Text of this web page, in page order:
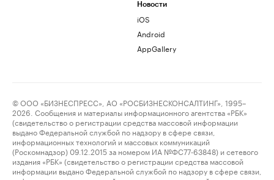
Новости
iOS
Android
AppGallery
© ООО «БИЗНЕСПРЕСС», АО «РОСБИЗНЕСКОНСАЛТИНГ», 1995–
2026. Сообщения и материалы информационного агентства «РБК»
(свидетельство о регистрации средства массовой информации
выдано Федеральной службой по надзору в сфере связи,
информационных технологий и массовых коммуникаций
(Роскомнадзор) 09.12.2015 за номером ИА №ФС77-63848) и сетевого
издания «РБК» (свидетельство о регистрации средства массовой
информации выдано Федеральной службой по надзору в сфере связи,